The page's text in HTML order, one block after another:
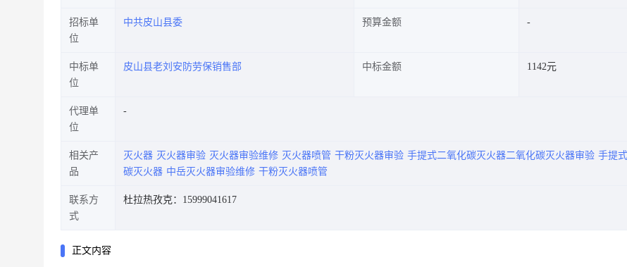
招标单
位
中共皮山县委 预算金额
中标单
位
皮山县老刘安防劳保销售部 中标金额 1142元
代理单
位
相关产
品
灭火器 灭火器审验 灭火器审验维修 灭火器喷管 干粉灭火器审验 手提式二氧化碳灭火器二氧化碳灭火器审验 手提
碳灭火器 中岳灭火器审验维修 干粉灭火器喷管
联系方
式
杜拉热孜克：15999041617
正文内容